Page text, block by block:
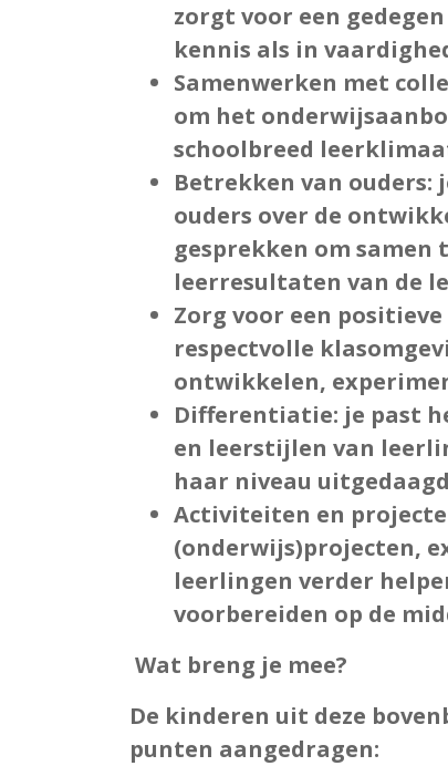
zorgt voor een
kennis als in
Samenwerken met
om het
schoolbreed
Betrekken van ouders:
ouders over de
gesprekken om samen
leerresultaten van de
Zorg voor een
respectvolle
ontwikkelen,
Differentiatie: je past
en leerstijlen van
haar niveau
Activiteiten en
(onderwijs)projecten,
leerlingen verder
voorbereiden op de
Wat breng je mee?
De kinderen uit deze
punten aangedragen: